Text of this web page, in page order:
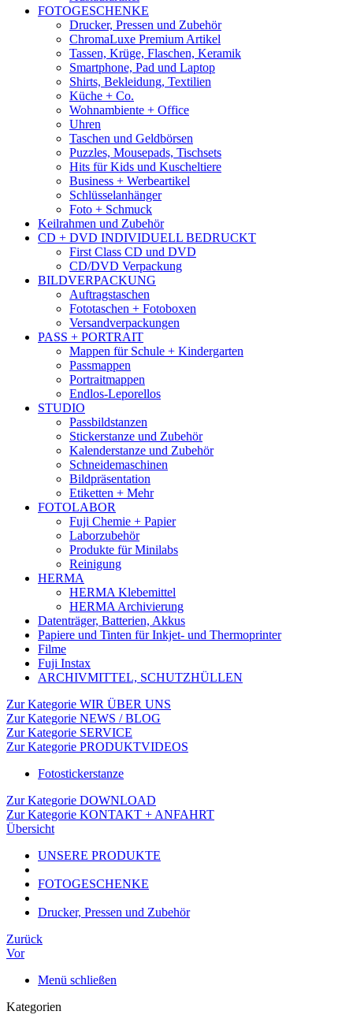
FOTOGESCHENKE
Drucker, Pressen und Zubehör
ChromaLuxe Premium Artikel
Tassen, Krüge, Flaschen, Keramik
Smartphone, Pad und Laptop
Shirts, Bekleidung, Textilien
Küche + Co.
Wohnambiente + Office
Uhren
Taschen und Geldbörsen
Puzzles, Mousepads, Tischsets
Hits für Kids und Kuscheltiere
Business + Werbeartikel
Schlüsselanhänger
Foto + Schmuck
Keilrahmen und Zubehör
CD + DVD INDIVIDUELL BEDRUCKT
First Class CD und DVD
CD/DVD Verpackung
BILDVERPACKUNG
Auftragstaschen
Fototaschen + Fotoboxen
Versandverpackungen
PASS + PORTRAIT
Mappen für Schule + Kindergarten
Passmappen
Portraitmappen
Endlos-Leporellos
STUDIO
Passbildstanzen
Stickerstanze und Zubehör
Kalenderstanze und Zubehör
Schneidemaschinen
Bildpräsentation
Etiketten + Mehr
FOTOLABOR
Fuji Chemie + Papier
Laborzubehör
Produkte für Minilabs
Reinigung
HERMA
HERMA Klebemittel
HERMA Archivierung
Datenträger, Batterien, Akkus
Papiere und Tinten für Inkjet- und Thermoprinter
Filme
Fuji Instax
ARCHIVMITTEL, SCHUTZHÜLLEN
Zur Kategorie WIR ÜBER UNS
Zur Kategorie NEWS / BLOG
Zur Kategorie SERVICE
Zur Kategorie PRODUKTVIDEOS
Fotostickerstanze
Zur Kategorie DOWNLOAD
Zur Kategorie KONTAKT + ANFAHRT
Übersicht
UNSERE PRODUKTE
FOTOGESCHENKE
Drucker, Pressen und Zubehör
Zurück
Vor
Menü schließen
Kategorien